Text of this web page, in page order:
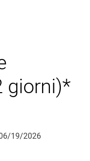
giorni)*
19/2026